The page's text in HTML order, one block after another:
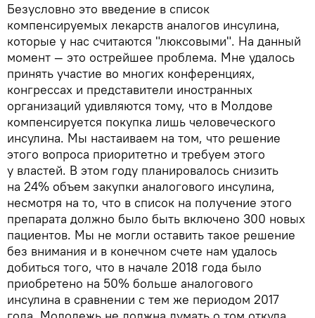
Безусловно это введение в список
компенсируемых лекарств аналогов инсулина,
которые у нас считаются "люксовыми". На данный
момент — это острейшее проблема. Мне удалось
принять участие во многих конференциях,
конгрессах и представители иностранных
организаций удивляются тому, что в Молдове
компенсируется покупка лишь человеческого
инсулина. Мы настаиваем на том, что решение
этого вопроса приоритетно и требуем этого
у властей. В этом году планировалось снизить
на 24% объем закупки аналогового инсулина,
несмотря на то, что в список на получение этого
препарата должно было быть включено 300 новых
пациентов. Мы не могли оставить такое решение
без внимания и в конечном счете нам удалось
добиться того, что в начале 2018 года было
приобретено на 50% больше аналогового
инсулина в сравнении с тем же периодом 2017